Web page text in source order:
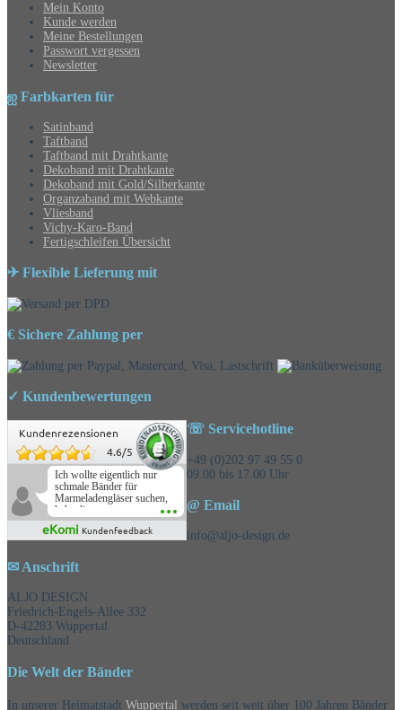
Mein Konto
Kunde werden
Meine Bestellungen
Passwort vergessen
Newsletter
ஐ Farbkarten für
Satinband
Taftband
Taftband mit Drahtkante
Dekoband mit Drahtkante
Dekoband mit Gold/Silberkante
Organzaband mit Webkante
Vliesband
Vichy-Karo-Band
Fertigschleifen Übersicht
✈ Flexible Lieferung mit
€ Sichere Zahlung per
✓ Kundenbewertungen
Kundenrezensionen
4.6/5
Ich wollte eigentlich nur
schmale Bänder für
Marmeladengläser suchen,
habe die
Überraschungsbänder
mitbestellt und war positiv
eKomi Kundenfeedback
☏ Servicehotline
+49 (0)202 97 49 55 0
09.00 bis 17.00 Uhr
@ Email
info@aljo-design.de
✉ Anschrift
ALJO DESIGN
Friedrich-Engels-Allee 332
D-42283 Wuppertal
Deutschland
Die Welt der Bänder
In unserer Heimatstadt Wuppertal werden seit weit über 100 Jahren Bänder